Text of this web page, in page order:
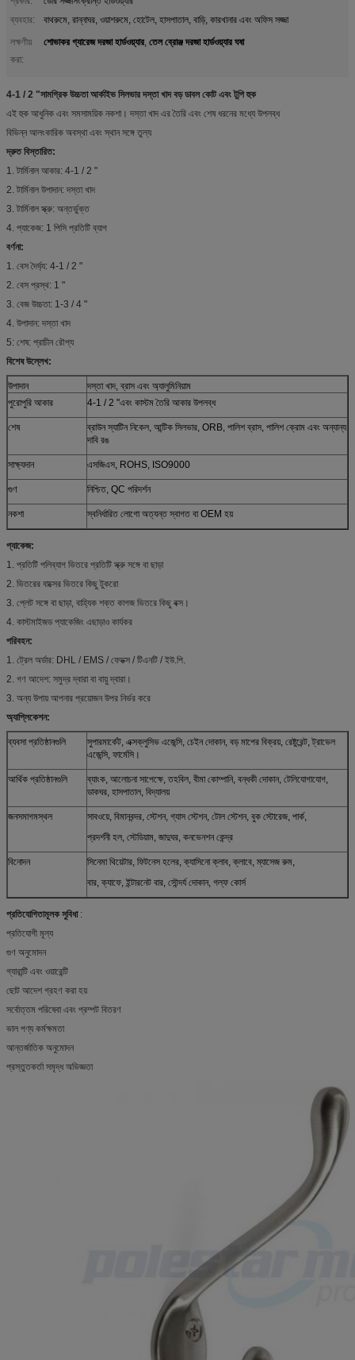
ব্যবহার:
বাথরুমে, রান্নাঘর, ওয়াশরুমে, হোটেল, হাসপাতাল, বাড়ি, কারখানার এবং অফিস সজ্জা
লক্ষণীয়
করা:
শোভাকর গ্যারেজ দরজা হার্ডওয়্যার, তেল ব্রোঞ্জ দরজা হার্ডওয়্যার ঘষা
4-1 / 2 "সামগ্রিক উচ্চতা আর্কাইভ সিলভার দস্তা খাদ বড় ডাবল কোট এবং টুপি হুক
এই হুক আধুনিক এবং সমসাময়িক নকশা। দস্তা খাদ এর তৈরি এবং শেষ ধরনের মধ্যে উপলব্ধ
বিভিন্ন আলংকারিক অবস্থা এবং স্থান সঙ্গে তুল্য
দ্রুত বিস্তারিত:
1. টার্মিনাল আকার: 4-1 / 2 "
2. টার্মিনাল উপাদান: দস্তা খাদ
3. টার্মিনাল স্ক্রু: অন্তর্ভুক্ত
4. প্যাকেজ: 1 পিসি প্রতিটি ব্যাগ
বর্ণনা:
1. বেস দৈর্ঘ্য: 4-1 / 2 "
2. বেস প্রস্থ: 1 "
3. বেজ উচ্চতা: 1-3 / 4 "
4. উপাদান: দস্তা খাদ
5: শেষ: প্রাচীন রৌপ্য
বিশেষ উল্লেখ:
উপাদান
দস্তা খাদ, ব্রাস এবং অ্যালুমিনিয়াম
পুরোপুরি আকার
4-1 / 2 "এবং কাস্টম তৈরি আকার উপলব্ধ
শেষ
ব্রাউন স্যাটিন নিকেল, আন্টিক সিলভার, ORB, পালিশ ব্রাস, পালিশ ক্রোম এবং অন্যান্য
দাবি রঙ
সাক্ষ্যদান এসজিএস, ROHS, ISO9000
গুণ নিশ্চিত, QC পরিদর্শন
নকশা স্বনির্ধারিত লোগো অত্যন্ত স্বাগত বা OEM হয়
প্যাকেজ:
1. প্রতিটি পলিব্যাগ ভিতরে প্রতিটি স্ক্রু সঙ্গে বা ছাড়া
2. ভিতরের বাক্সের ভিতরে কিছু টুকরো
3. প্লেট সঙ্গে বা ছাড়া, বাহ্যিক শক্ত কাগজ ভিতরে কিছু বক্স।
4. কাস্টমাইজড প্যাকেজিং এছাড়াও কার্যকর
পরিবহন:
1. ট্রেল অর্ডার: DHL / EMS / ফেডক্স / টিএনটি / ইউ.পি.
2. গণ আদেশ: সমুদ্র দ্বারা বা বায়ু দ্বারা।
3. অন্য উপায় আপনার প্রয়োজন উপর নির্ভর করে
অ্যাপ্লিকেশন:
ব্যবসা প্রতিষ্ঠানগুলি
সুপারমার্কেট, এক্সক্লুসিভ এজেন্সি, চেইন দোকান, বড় মাপের বিক্রয়, রেষ্টুরেন্ট, ট্রাভেল
এজেন্সি, ফার্মেসি।
আর্থিক প্রতিষ্ঠানগুলি
ব্যাংক, আলোচনা সাপেক্ষে, তহবিল, বীমা কোম্পানি, বন্ধকী দোকান, টেলিযোগাযোগ,
ডাকঘর, হাসপাতাল, বিদ্যালয়
জনসমাগমস্থল
সাবওয়ে, বিমানবন্দর, স্টেশন, গ্যাস স্টেশন, টোল স্টেশন, বুক স্টোরেজ, পার্ক,
প্রদর্শনী হল, স্টেডিয়াম, জাদুঘর, কনভেনশন কেন্দ্র
বিনোদন
সিনেমা থিয়েটার, ফিটনেস হলের, ক্যাসিনো ক্লাব, ক্লাবে, ম্যাসেজ রুম,
বার, ক্যাফে, ইন্টারনেট বার, সৌন্দর্য দোকান, গল্ফ কোর্স
প্রতিযোগিতামূলক সুবিধা:
প্রতিযোগী মূল্য
গুণ অনুমোদন
গ্যারান্টি এবং ওয়ারেন্টি
ছোট আদেশ গ্রহণ করা হয়
সর্বোত্তম পরিষেবা এবং প্রম্পট বিতরণ
ভাল পণ্য কর্মক্ষমতা
আন্তর্জাতিক অনুমোদন
প্রস্তুতকর্তা সমৃদ্ধ অভিজ্ঞতা